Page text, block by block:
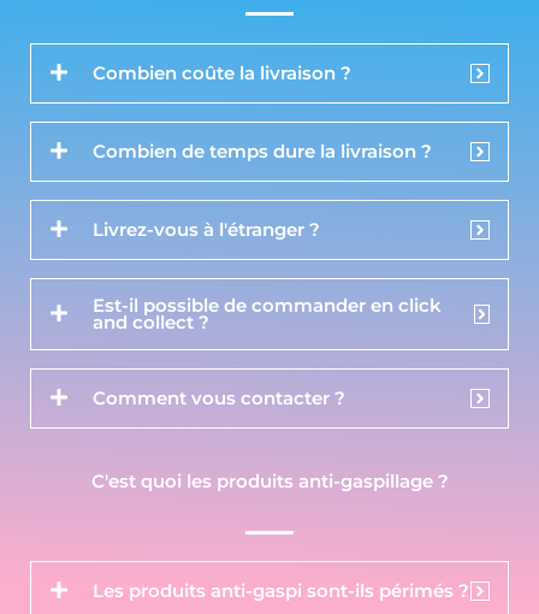
Combien coûte la livraison ?
Combien de temps dure la livraison ?
Livrez-vous à l'étranger ?
Est-il possible de commander en click
and collect ?
Comment vous contacter ?
C'est quoi les produits anti-gaspillage ?
Les produits anti-gaspi sont-ils périmés ?